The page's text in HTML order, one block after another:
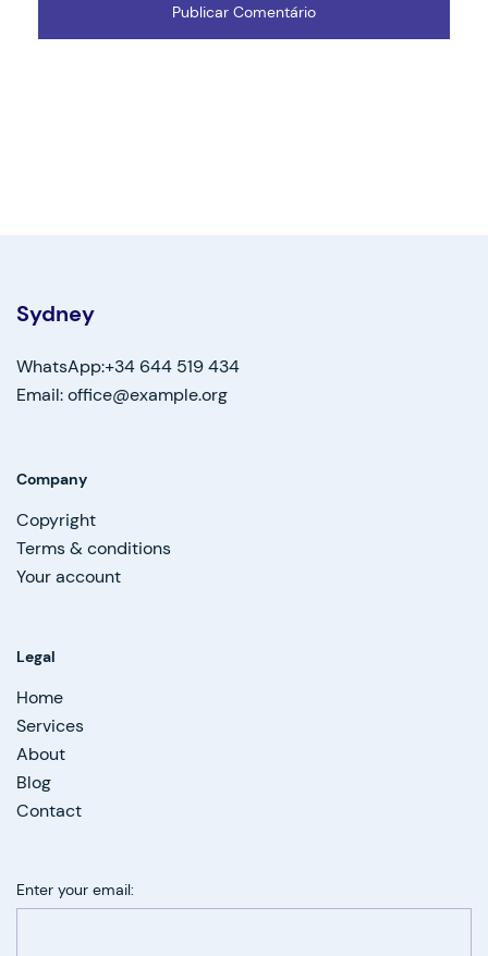
Sydney
WhatsApp:+34 644 519 434
Email: office@example.org
Company
Copyright
Terms & conditions
Your account
Legal
Home
Services
About
Blog
Contact
Enter your email: